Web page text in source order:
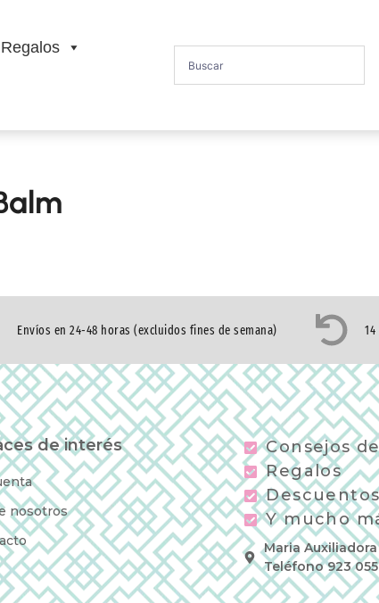
Regalos
Envíos en 24-48 horas (excluidos fines de semana)
de interés
nosotros
Consejos
Regalos
Y mucho
Maria
Teléfono 923